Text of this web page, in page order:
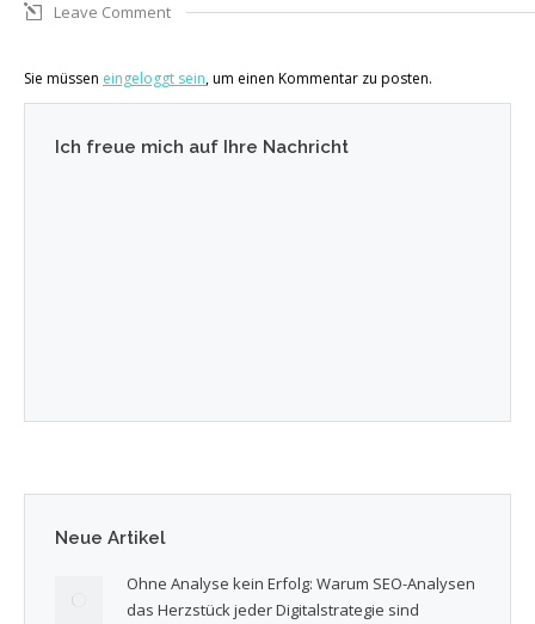
Leave Comment
Sie müssen eingeloggt sein, um einen Kommentar zu posten.
Ich freue mich auf Ihre Nachricht
Neue Artikel
Ohne Analyse kein Erfolg: Warum SEO-Analysen
das Herzstück jeder Digitalstrategie sind